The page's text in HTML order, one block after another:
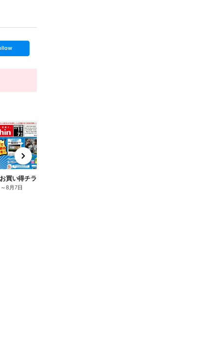
買い得チラシ!
～8月7日
n
e
x
t